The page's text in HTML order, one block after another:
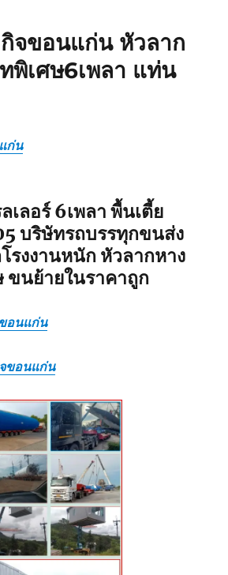
นครพนม
ลาก
กิจขอนแก่น หัวลาก
พิเศษ6เพลา แท่น
ก่น
เลอร์ 6เพลา พื้นเตี้ย
บริษัทรถบรรทุกขนส่ง
รงงานหนัก หัวลากหาง
ขนย้ายในราคาถูก
อนแก่น
ขอนแก่น